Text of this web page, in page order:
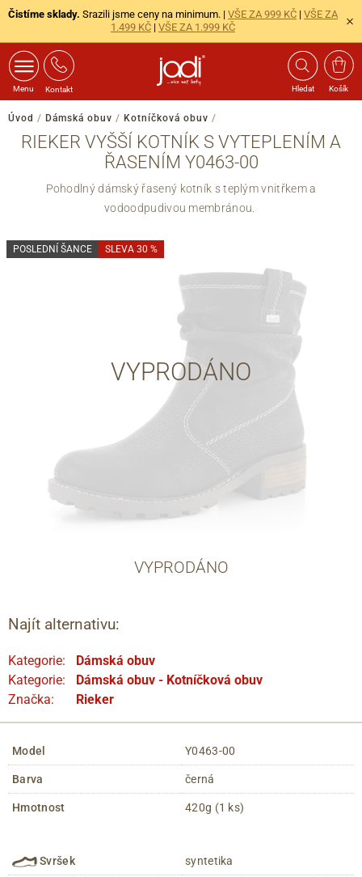
Čistíme sklady. Srazili jsme ceny na minimum. | VŠE ZA 999 KČ | VŠE ZA
1.499 KČ | VŠE ZA 1.999 KČ
Menu Kontakt Hledat Košík
Úvod / Dámská obuv / Kotníčková obuv /
RIEKER VYŠŠÍ KOTNÍK S VYTEPLENÍM A
ŘASENÍM Y0463-00
Pohodlný dámský řasený kotník s teplým vnitřkem a
vodoodpudivou membránou.
VYPRODÁNO
POSLEDNÍ ŠANCE SLEVA 30 %
VYPRODÁNO
Najít alternativu:
Kategorie:
Dámská obuv
Kategorie:
Dámská obuv - Kotníčková obuv
Značka:
Rieker
Model Y0463-00
Barva černá
Hmotnost 420g (1 ks)
Svršek syntetika